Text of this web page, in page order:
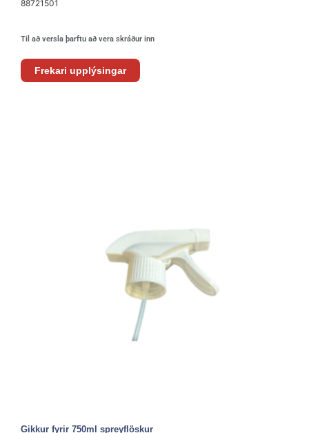
88721501
Til að versla þarftu að vera skráður inn
Frekari upplýsingar
Gikkur fyrir 750ml spreyflöskur